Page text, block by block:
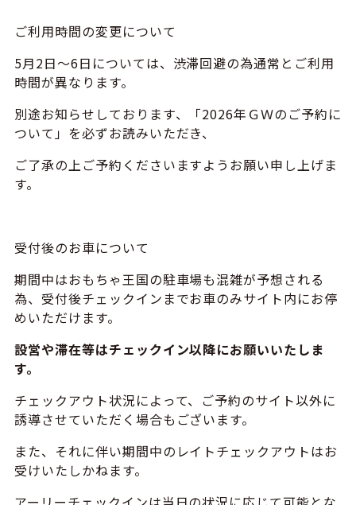
ご利用時間の変更について
5月2日～6日については、渋滞回避の為通常とご利用
時間が異なります。
別途お知らせしております、「2026年ＧＷのご予約に
ついて」を必ずお読みいただき、
ご了承の上ご予約くださいますようお願い申し上げま
す。
受付後のお車について
期間中はおもちゃ王国の駐車場も混雑が予想される
為、受付後チェックインまでお車のみサイト内にお停
めいただけます。
設営や滞在等はチェックイン以降にお願いいたしま
す。
チェックアウト状況によって、ご予約のサイト以外に
誘導させていただく場合もございます。
また、それに伴い期間中のレイトチェックアウトはお
受けいたしかねます。